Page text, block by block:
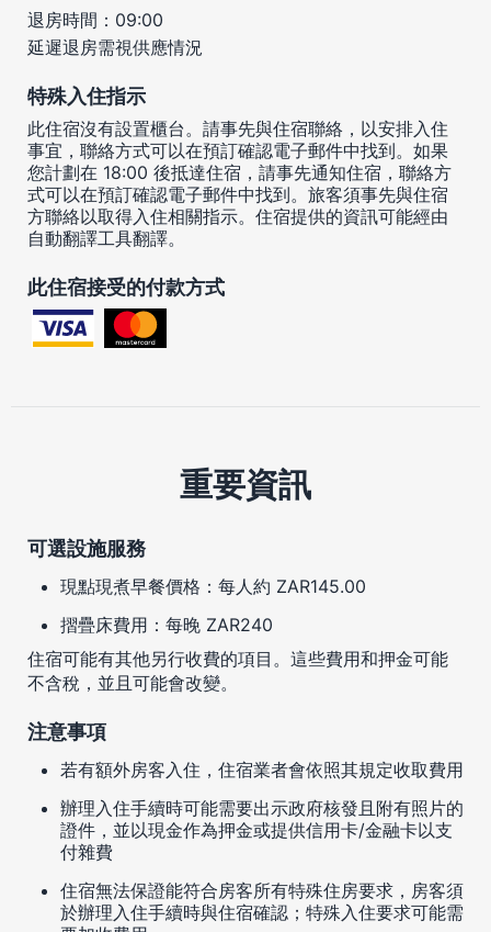
退房時間：09:00
延遲退房需視供應情況
特殊入住指示
此住宿沒有設置櫃台。請事先與住宿聯絡，以安排入住
事宜，聯絡方式可以在預訂確認電子郵件中找到。如果
您計劃在 18:00 後抵達住宿，請事先通知住宿，聯絡方
式可以在預訂確認電子郵件中找到。旅客須事先與住宿
方聯絡以取得入住相關指示。住宿提供的資訊可能經由
自動翻譯工具翻譯。
此住宿接受的付款方式
重要資訊
可選設施服務
現點現煮早餐價格：每人約 ZAR145.00
摺疊床費用：每晚 ZAR240
住宿可能有其他另行收費的項目。這些費用和押金可能
不含稅，並且可能會改變。
注意事項
若有額外房客入住，住宿業者會依照其規定收取費用
辦理入住手續時可能需要出示政府核發且附有照片的
證件，並以現金作為押金或提供信用卡/金融卡以支
付雜費
住宿無法保證能符合房客所有特殊住房要求，房客須
於辦理入住手續時與住宿確認；特殊入住要求可能需